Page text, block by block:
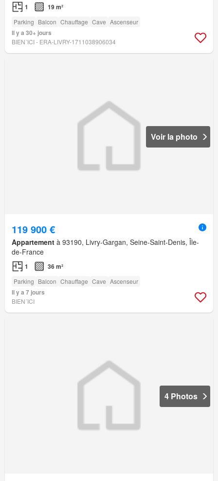
1 19 m²
Parking Balcon Chauffage Cave Ascenseur
Il y a 30+ jours
BIEN´ICI - ERA-LIVRY-1711038906034
Voir la photo
119 900 €
Appartement à 93190, Livry-Gargan, Seine-Saint-Denis, Île-
de-France
1 36 m²
Parking Balcon Chauffage Cave Ascenseur
Il y a 7 jours
BIEN´ICI
4 Photos